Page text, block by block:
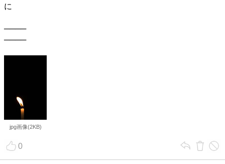
に
────
────
jpg画像(2KB)
0